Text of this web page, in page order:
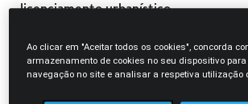
licenciamento urbanístico
A sessão paralela que decorre no dia 4 de
sobre as alterações ao Regime Jurídico da
Edificação (RJUE), após dois anos de
Ao clicar em "Aceitar todos os cookies", concorda
armazenamento de cookies no seu dispositivo
navegação no site e analisar a respetiva utilização